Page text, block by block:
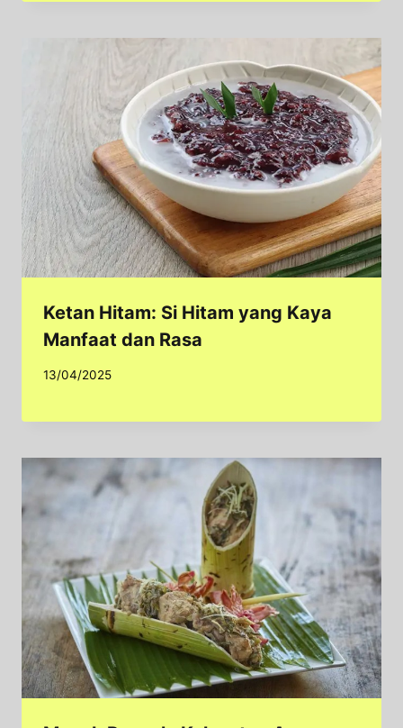
Ketan Hitam: Si Hitam yang Kaya
Manfaat dan Rasa
13/04/2025